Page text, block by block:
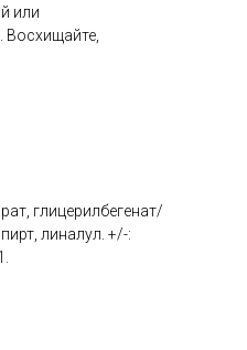
или
Восхищайте,
глицерилбегенат/
линалул. +/-: